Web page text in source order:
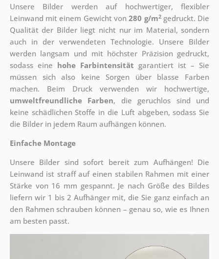
Unsere Bilder werden auf hochwertiger, flexibler
Leinwand mit einem Gewicht von280 g/m2gedruckt. Die
Qualität der Bilder liegt nicht nur im Material, sondern
auch in der verwendeten Technologie. Unsere Bilder
werden langsam und mit höchster Präzision gedruckt,
sodass eine hohe Farbintensität garantiert ist – Sie
müssen sich also keine Sorgen über blasse Farben
machen. Beim Druck verwenden wir hochwertige,
umweltfreundliche Farben, die geruchlos sind und
keine schädlichen Stoffe in die Luft abgeben, sodass Sie
die Bilder in jedem Raum aufhängen können.
Einfache Montage
Unsere Bilder sind sofort bereit zum Aufhängen! Die
Leinwand ist straff auf einen stabilen Rahmen mit einer
Stärke von 16 mm gespannt. Je nach Größe des Bildes
liefern wir 1 bis 2 Aufhänger mit, die Sie ganz einfach an
den Rahmen schrauben können – genau so, wie es Ihnen
am besten passt.